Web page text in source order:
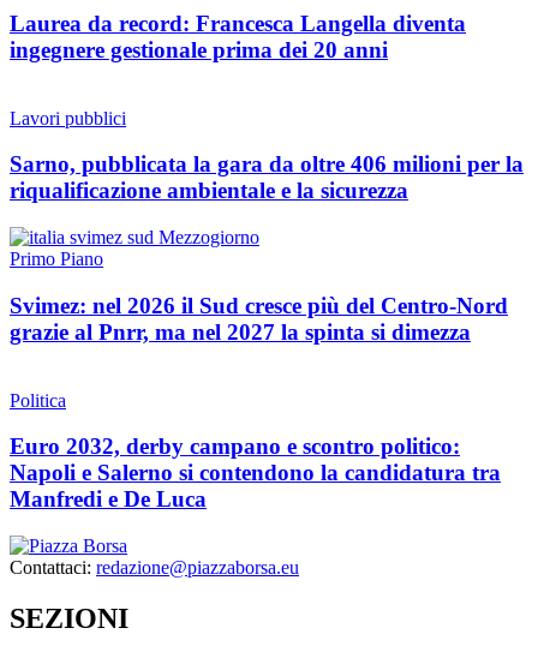
Laurea da record: Francesca Langella diventa
ingegnere gestionale prima dei 20 anni
Lavori pubblici
Sarno, pubblicata la gara da oltre 406 milioni per la
riqualificazione ambientale e la sicurezza
Primo Piano
Svimez: nel 2026 il Sud cresce più del Centro-Nord
grazie al Pnrr, ma nel 2027 la spinta si dimezza
Politica
Euro 2032, derby campano e scontro politico:
Napoli e Salerno si contendono la candidatura tra
Manfredi e De Luca
Contattaci: redazione@piazzaborsa.eu
SEZIONI